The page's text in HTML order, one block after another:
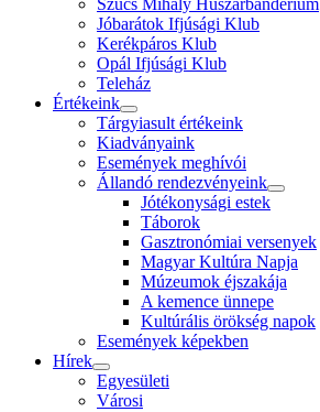
Szűcs Mihály Huszárbandérium
Jóbarátok Ifjúsági Klub
Kerékpáros Klub
Opál Ifjúsági Klub
Teleház
Értékeink
Tárgyiasult értékeink
Kiadványaink
Események meghívói
Állandó rendezvényeink
Jótékonysági estek
Táborok
Gasztronómiai versenyek
Magyar Kultúra Napja
Múzeumok éjszakája
A kemence ünnepe
Kultúrális örökség napok
Események képekben
Hírek
Egyesületi
Városi